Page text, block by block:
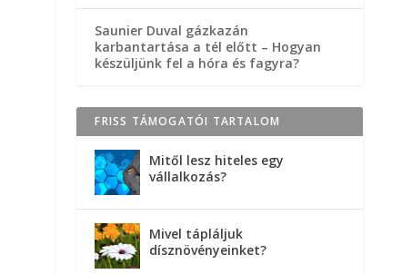
Saunier Duval gázkazán
karbantartása a tél előtt – Hogyan
készüljünk fel a hóra és fagyra?
FRISS TÁMOGATÓI TARTALOM
Mitől lesz hiteles egy
vállalkozás?
Mivel tápláljuk
dísznövényeinket?